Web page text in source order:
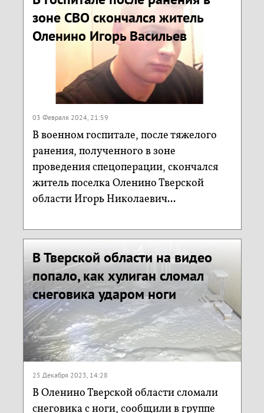
зоне СВО скончался житель
Оленино Игорь Васильев
03 Февраля 2024, 21:59
В военном госпитале, после тяжелого
ранения, полученного в зоне
проведения спецоперации, скончался
житель поселка Оленино Тверской
области Игорь Николаевич...
В Тверской области на видео
попало, как хулиган сломал
снеговика ударом ноги
25 Декабря 2023, 14:28
В Оленино Тверской области сломали
снеговика с ноги, сообщили в группе